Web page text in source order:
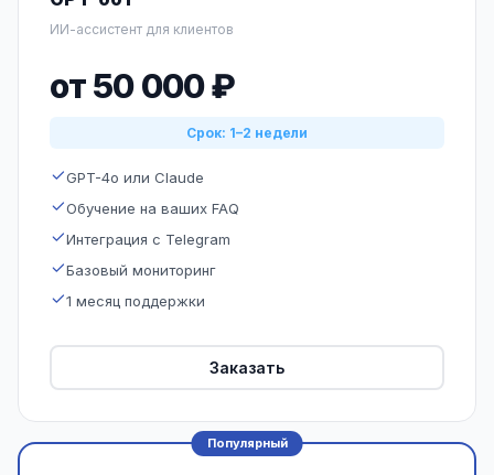
ИИ-ассистент для клиентов
от 50 000 ₽
Срок: 1–2 недели
GPT-4o или Claude
Обучение на ваших FAQ
Интеграция с Telegram
Базовый мониторинг
1 месяц поддержки
Заказать
Популярный